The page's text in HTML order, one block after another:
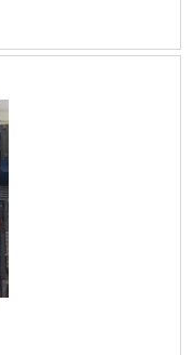
para
diversos